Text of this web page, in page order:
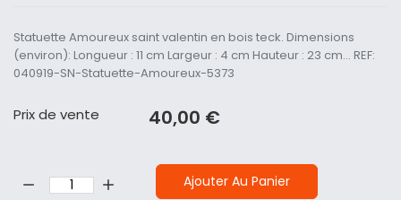
Statuette Amoureux saint valentin en bois teck. Dimensions
(environ): Longueur : 11 cm Largeur : 4 cm Hauteur : 23 cm... REF:
040919-SN-Statuette-Amoureux-5373
Prix ​​de vente 40,00 €
Ajouter Au Panier